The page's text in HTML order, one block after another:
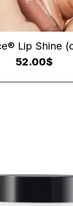
AJOUTER AU PANIER
Lip Shine
52.00$